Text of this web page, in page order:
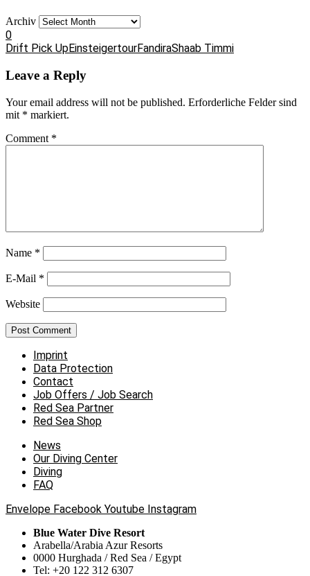
Archiv
0
Drift Pick UpEinsteigertourFandiraShaab Timmi
Leave a Reply
Your email address will not be published. Erforderliche Felder sind
mit * markiert.
Comment *
Name *
E-Mail *
Website
Imprint
Data Protection
Contact
Job Offers / Job Search
Red Sea Partner
Red Sea Shop
News
Our Diving Center
Diving
FAQ
Envelope Facebook Youtube Instagram
Blue Water Dive Resort
Arabella/Arabia Azur Resorts
0000 Hurghada / Red Sea / Egypt
Tel: +20 122 312 6307